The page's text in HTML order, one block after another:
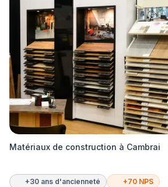
Matériaux de construction à Cambrai
+30 ans d'ancienneté +70 NPS